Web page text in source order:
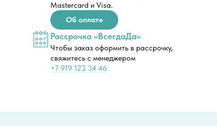
Mastercard и Visa.
Об оплате
Рассрочка «ВсегдаДа»
Чтобы заказ оформить в рассрочку,
свяжитесь с менеджером
+7 919 123 34 46